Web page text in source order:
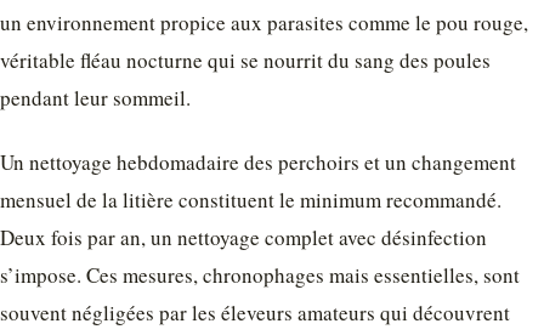
un environnement propice aux parasites comme le pou rouge,
véritable fléau nocturne qui se nourrit du sang des poules
pendant leur sommeil.
Un nettoyage hebdomadaire des perchoirs et un changement
mensuel de la litière constituent le minimum recommandé.
Deux fois par an, un nettoyage complet avec désinfection
s’impose. Ces mesures, chronophages mais essentielles, sont
souvent négligées par les éleveurs amateurs qui découvrent